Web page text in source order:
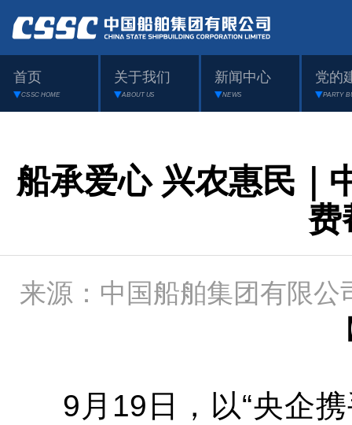
首页
CSSC HOME
关于我们
ABOUT US
新闻中心
NEWS
党的
PARTY
船承爱心 兴农惠民｜
费
来源：中国船舶集团
9月19日，以“央企携